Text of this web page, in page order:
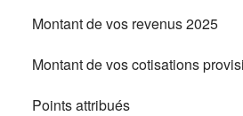
Montant de vos revenus 2025
Montant de vos cotisations
Points attribués